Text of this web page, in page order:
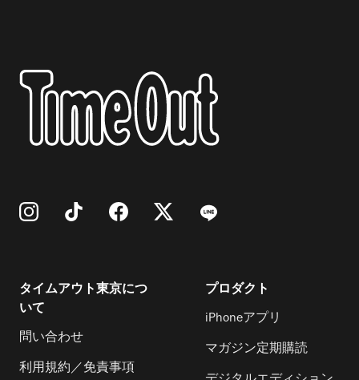
タイムアウト東京につ
いて
問い合わせ
利用規約／免責事項
プロダクト
iPhoneアプリ
マガジン定期購読